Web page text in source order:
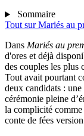
Sommaire
Tout surMariés au
Dans Mariés au
d'ores et déjà
des couples les plus
Tout avait pourtant
deux candidats :
cérémonie pleine
la complicité
conte de fées